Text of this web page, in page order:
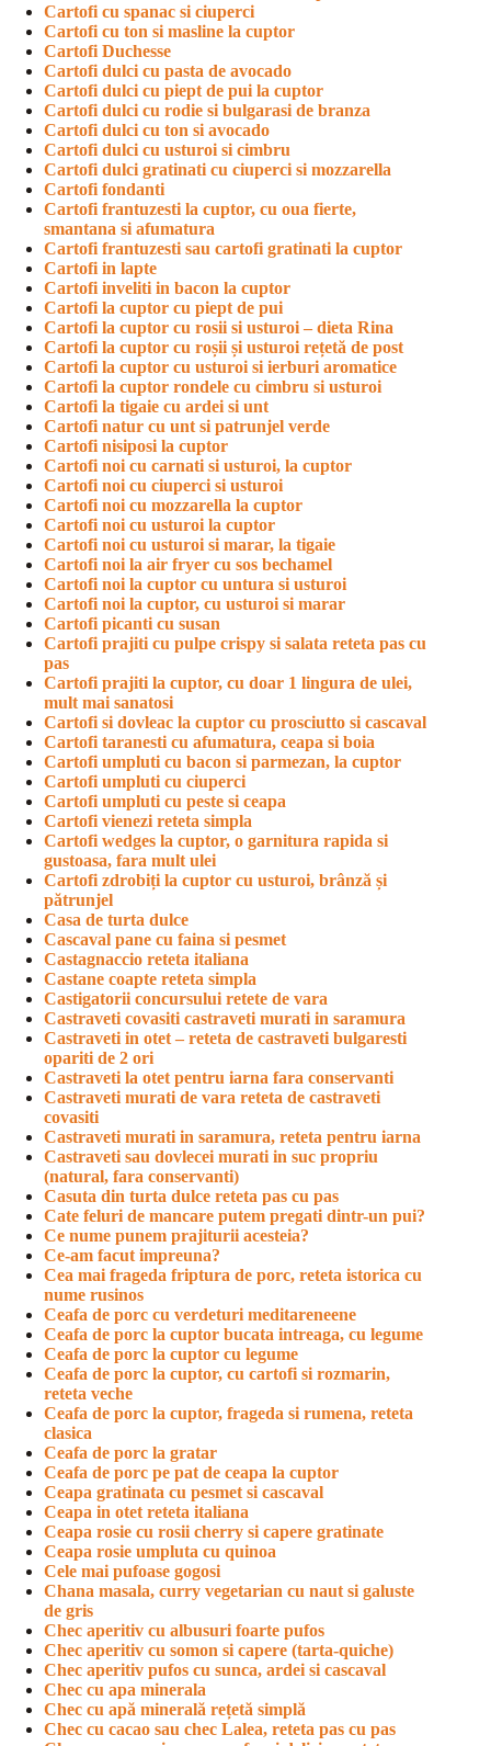
Cartofi cu spanac si ciuperci
Cartofi cu ton si masline la cuptor
Cartofi Duchesse
Cartofi dulci cu pasta de avocado
Cartofi dulci cu piept de pui la cuptor
Cartofi dulci cu rodie si bulgarasi de branza
Cartofi dulci cu ton si avocado
Cartofi dulci cu usturoi si cimbru
Cartofi dulci gratinati cu ciuperci si mozzarella
Cartofi fondanti
Cartofi frantuzesti la cuptor, cu oua fierte,
smantana si afumatura
Cartofi frantuzesti sau cartofi gratinati la cuptor
Cartofi in lapte
Cartofi inveliti in bacon la cuptor
Cartofi la cuptor cu piept de pui
Cartofi la cuptor cu rosii si usturoi – dieta Rina
Cartofi la cuptor cu roșii și usturoi rețetă de post
Cartofi la cuptor cu usturoi si ierburi aromatice
Cartofi la cuptor rondele cu cimbru si usturoi
Cartofi la tigaie cu ardei si unt
Cartofi natur cu unt si patrunjel verde
Cartofi nisiposi la cuptor
Cartofi noi cu carnati si usturoi, la cuptor
Cartofi noi cu ciuperci si usturoi
Cartofi noi cu mozzarella la cuptor
Cartofi noi cu usturoi la cuptor
Cartofi noi cu usturoi si marar, la tigaie
Cartofi noi la air fryer cu sos bechamel
Cartofi noi la cuptor cu untura si usturoi
Cartofi noi la cuptor, cu usturoi si marar
Cartofi picanti cu susan
Cartofi prajiti cu pulpe crispy si salata reteta pas cu
pas
Cartofi prajiti la cuptor, cu doar 1 lingura de ulei,
mult mai sanatosi
Cartofi si dovleac la cuptor cu prosciutto si cascaval
Cartofi taranesti cu afumatura, ceapa si boia
Cartofi umpluti cu bacon si parmezan, la cuptor
Cartofi umpluti cu ciuperci
Cartofi umpluti cu peste si ceapa
Cartofi vienezi reteta simpla
Cartofi wedges la cuptor, o garnitura rapida si
gustoasa, fara mult ulei
Cartofi zdrobiți la cuptor cu usturoi, brânză și
pătrunjel
Casa de turta dulce
Cascaval pane cu faina si pesmet
Castagnaccio reteta italiana
Castane coapte reteta simpla
Castigatorii concursului retete de vara
Castraveti covasiti castraveti murati in saramura
Castraveti in otet – reteta de castraveti bulgaresti
opariti de 2 ori
Castraveti la otet pentru iarna fara conservanti
Castraveti murati de vara reteta de castraveti
covasiti
Castraveti murati in saramura, reteta pentru iarna
Castraveti sau dovlecei murati in suc propriu
(natural, fara conservanti)
Casuta din turta dulce reteta pas cu pas
Cate feluri de mancare putem pregati dintr-un pui?
Ce nume punem prajiturii acesteia?
Ce-am facut impreuna?
Cea mai frageda friptura de porc, reteta istorica cu
nume rusinos
Ceafa de porc cu verdeturi meditareneene
Ceafa de porc la cuptor bucata intreaga, cu legume
Ceafa de porc la cuptor cu legume
Ceafa de porc la cuptor, cu cartofi si rozmarin,
reteta veche
Ceafa de porc la cuptor, frageda si rumena, reteta
clasica
Ceafa de porc la gratar
Ceafa de porc pe pat de ceapa la cuptor
Ceapa gratinata cu pesmet si cascaval
Ceapa in otet reteta italiana
Ceapa rosie cu rosii cherry si capere gratinate
Ceapa rosie umpluta cu quinoa
Cele mai pufoase gogosi
Chana masala, curry vegetarian cu naut si galuste
de gris
Chec aperitiv cu albusuri foarte pufos
Chec aperitiv cu somon si capere (tarta-quiche)
Chec aperitiv pufos cu sunca, ardei si cascaval
Chec cu apa minerala
Chec cu apă minerală rețetă simplă
Chec cu cacao sau chec Lalea, reteta pas cu pas